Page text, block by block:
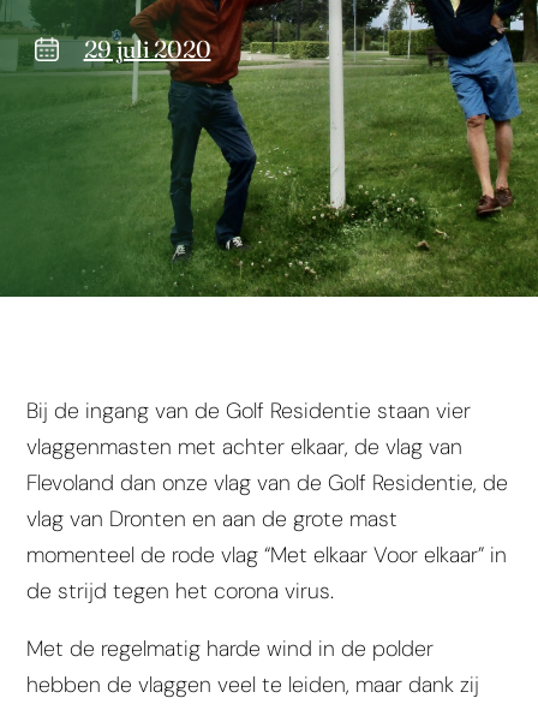
29 juli 2020
Bij de ingang van de Golf Residentie staan vier
vlaggenmasten met achter elkaar, de vlag van
Flevoland dan onze vlag van de Golf Residentie, de
vlag van Dronten en aan de grote mast
momenteel de rode vlag “Met elkaar Voor elkaar” in
de strijd tegen het corona virus.
Met de regelmatig harde wind in de polder
hebben de vlaggen veel te leiden, maar dank zij